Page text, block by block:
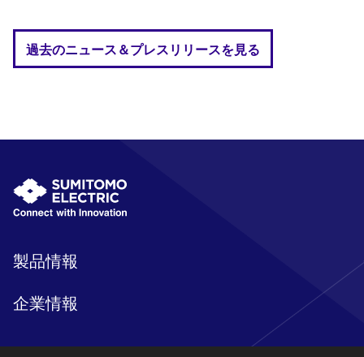
過去のニュース＆プレスリリースを見る
製品情報
企業情報